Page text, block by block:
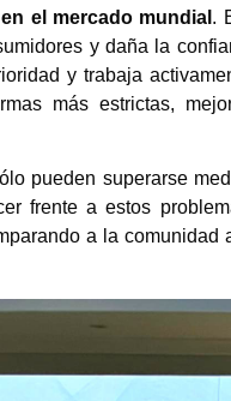
el mercado mundial .
y daña la
y trabaja
más estrictas,
pueden superarse
frente a estos
a la